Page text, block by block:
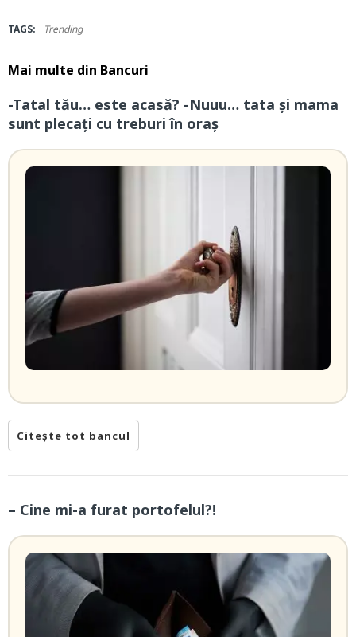
TAGS: Trending
Mai multe din Bancuri
-Tatal tău… este acasă? -Nuuu… tata și mama
sunt plecați cu treburi în oraș
Citește tot bancul
– Cine mi-a furat portofelul?!